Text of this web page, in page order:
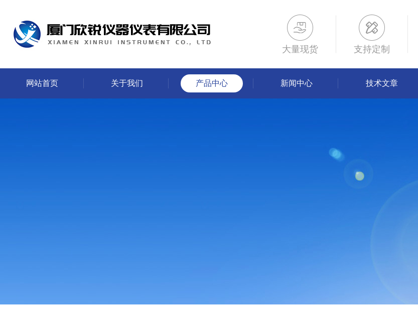
大量现货 支持定制
网站首页 关于我们 产品中心 新闻中心 技术文章